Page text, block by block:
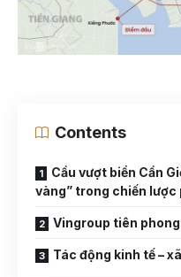
Contents
Cầu vượt biển Cần
vàng” trong chiến lược
Vingroup tiên
Tác động kinh tế –